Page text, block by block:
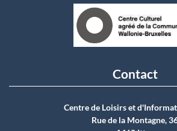
Contact
Centre de Loisirs et
Rue de la Montagne,